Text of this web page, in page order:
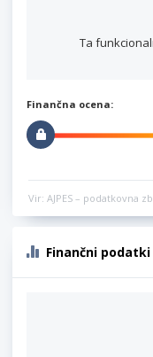
Ta
Finančna ocena:
Vir: AJPES – podatkovna
Finančni podatki